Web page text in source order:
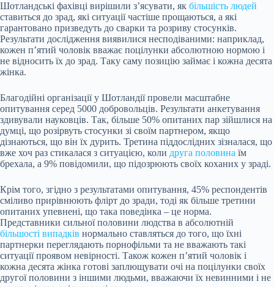
Шотландські фахівці вирішили з’ясувати, як більшість людей
ставиться до зрад, які ситуації частіше прощаються, а які
гарантовано призведуть до сварки та розриву стосунків.
Результати дослідження виявилися несподіваними: наприклад,
кожен п’ятий чоловік вважає поцілунки абсолютною нормою і
не відносить їх до зрад. Таку саму позицію займає і кожна десята
жінка.
Благодійні організації у Шотландії провели масштабне
опитування серед 5000 добровольців. Результати анкетування
здивували науковців. Так, більше 50% опитаних пар зійшлися на
думці, що розірвуть стосунки зі своїм партнером, якщо
дізнаються, що він їх дурить. Третина піддослідних зізналася, що
вже хоч раз стикалася з ситуацією, коли друга половина їм
брехала, а 9% повідомили, що підозрюють своїх коханих у зраді.
Крім того, згідно з результатами опитування, 45% респондентів
сміливо прирівнюють флірт до зради, тоді як більше третини
опитаних упевнені, що така поведінка – це норма.
Представники сильної половини людства в абсолютній
більшості випадків нормально ставляться до того, що їхні
партнерки переглядають порнофільми та не вважають такі
ситуації проявом невірності. Також кожен п’ятий чоловік і
кожна десята жінка готові заплющувати очі на поцілунки своїх
другої половини з іншими людьми, вважаючи їх невинними і не